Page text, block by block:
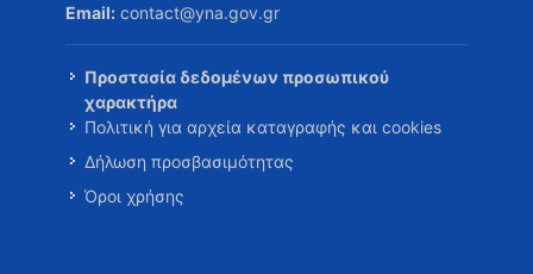
Email: contact@yna.gov.gr
Προστασία δεδομένων προσωπικού
χαρακτήρα
Πολιτική για αρχεία καταγραφής και cookies
Δήλωση προσβασιμότητας
Όροι χρήσης